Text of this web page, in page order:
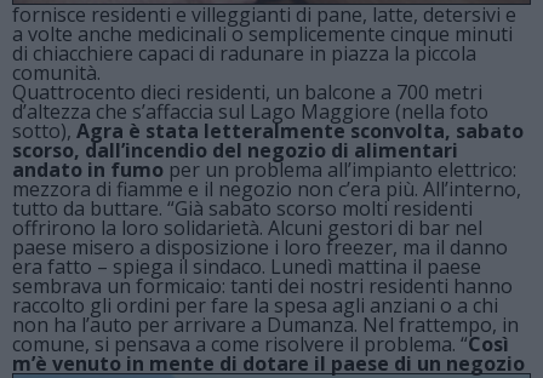
fornisce residenti e villeggianti di pane, latte, detersivi e
a volte anche medicinali o semplicemente cinque minuti
di chiacchiere capaci di radunare in piazza la piccola
comunità.
Quattrocento dieci residenti, un balcone a 700 metri
d’altezza che s’affaccia sul Lago Maggiore (nella foto
sotto), Agra è stata letteralmente sconvolta, sabato
scorso, dall’incendio del negozio di alimentari
andato in fumo per un problema all’impianto elettrico:
mezzora di fiamme e il negozio non c’era più. All’interno,
tutto da buttare. “Già sabato scorso molti residenti
offrirono la loro solidarietà. Alcuni gestori di bar nel
paese misero a disposizione i loro freezer, ma il danno
era fatto – spiega il sindaco. Lunedì mattina il paese
sembrava un formicaio: tanti dei nostri residenti hanno
raccolto gli ordini per fare la spesa agli anziani o a chi
non ha l’auto per arrivare a Dumanza. Nel frattempo, in
comune, si pensava a come risolvere il problema. “Così
m’è venuto in mente di dotare il paese di un negozio